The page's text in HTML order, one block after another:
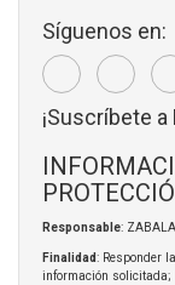
Síguenos en:
¡Suscríbete
Responsable: ZABALA
Finalidad: Responder
información solicitada;